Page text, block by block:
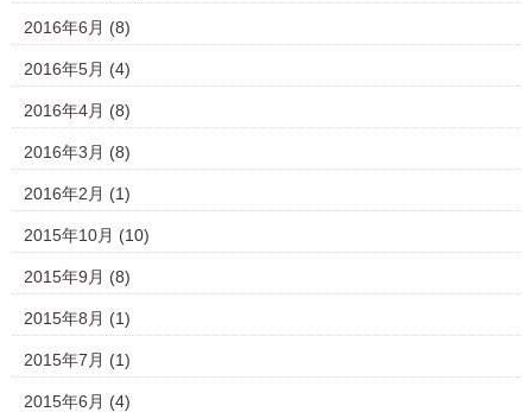
2016年6月 (8)
2016年5月 (4)
2016年4月 (8)
2016年3月 (8)
2016年2月 (1)
2015年10月 (10)
2015年9月 (8)
2015年8月 (1)
2015年7月 (1)
2015年6月 (4)